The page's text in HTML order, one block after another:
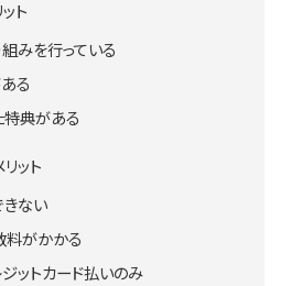
ト
みを行っている
る
典がある
ット
ない
がかかる
ットカード払いのみ